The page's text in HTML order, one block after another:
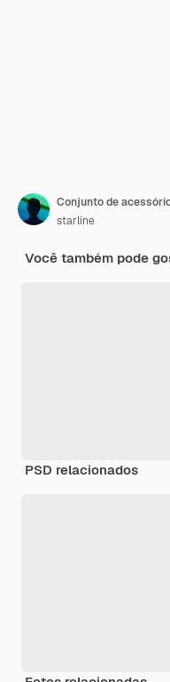
starline
Você também pode
PSD relacionados